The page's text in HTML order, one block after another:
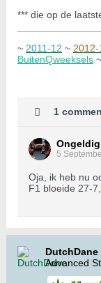
*** die op de
~ 2011-12 ~ 2012-
BuitenQweeksels ~
1
Ongeldig
5
Oja, ik heb nu
F1 bloeide 27-
DutchDane
Advanced